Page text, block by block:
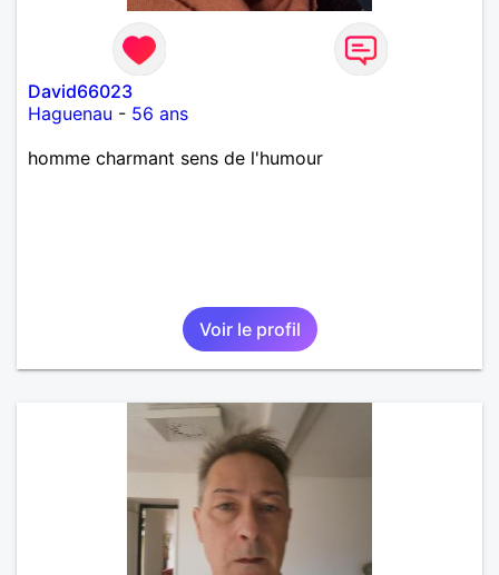
David66023
Haguenau - 56 ans
homme charmant sens de l'humour
Voir le profil